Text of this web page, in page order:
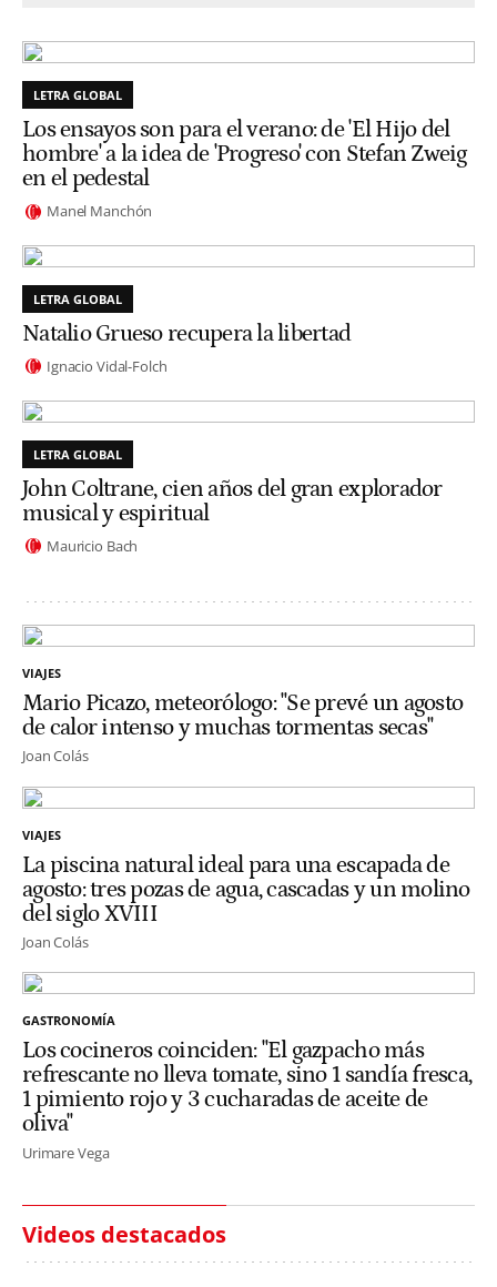
LETRA GLOBAL
Los ensayos son para el verano: de 'El Hijo del
hombre' a la idea de 'Progreso' con Stefan Zweig
en el pedestal
Manel Manchón
LETRA GLOBAL
Natalio Grueso recupera la libertad
Ignacio Vidal-Folch
LETRA GLOBAL
John Coltrane, cien años del gran explorador
musical y espiritual
Mauricio Bach
VIAJES
Mario Picazo, meteorólogo: "Se prevé un agosto
de calor intenso y muchas tormentas secas"
Joan Colás
VIAJES
La piscina natural ideal para una escapada de
agosto: tres pozas de agua, cascadas y un molino
del siglo XVIII
Joan Colás
GASTRONOMÍA
Los cocineros coinciden: "El gazpacho más
refrescante no lleva tomate, sino 1 sandía fresca,
1 pimiento rojo y 3 cucharadas de aceite de
oliva"
Urimare Vega
Videos destacados